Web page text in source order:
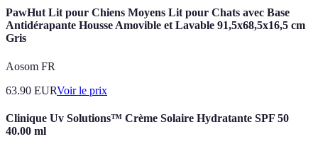
PawHut Lit pour Chiens Moyens Lit pour Chats avec Base
Antidérapante Housse Amovible et Lavable 91,5x68,5x16,5 cm
Gris
Aosom FR
63.90 EURVoir le prix
Clinique Uv Solutions™ Crème Solaire Hydratante SPF 50
40.00 ml